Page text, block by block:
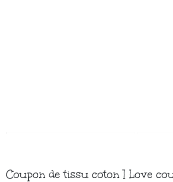
Coupon de tissu coton I Love